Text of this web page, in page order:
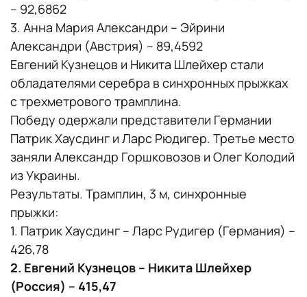
– 92,6862
3. Анна Мария Александри – Эйрини
Александри (Австрия) – 89,4592
Евгений Кузнецов и Никита Шлейхер стали
обладателями серебра в синхронных прыжках
с трехметрового трамплина.
Победу одержали представители Германии
Патрик Хаусдинг и Ларс Рюдигер. Третье место
заняли Александр Горшковозов и Олег Колодий
из Украины.
Результаты. Трамплин, 3 м, синхронные
прыжки:
1. Патрик Хаусдинг – Ларс Рудигер (Германия) –
426,78
2. Евгений Кузнецов – Никита Шлейхер
(Россия) – 415,47